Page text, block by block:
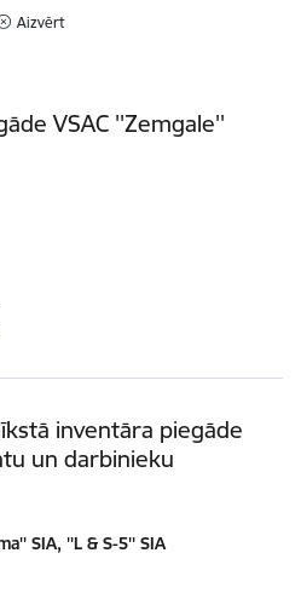
Aizvērt
VSAC ''Zemgale''
inventāra piegāde
un darbinieku
SIA, ''L & S-5'' SIA